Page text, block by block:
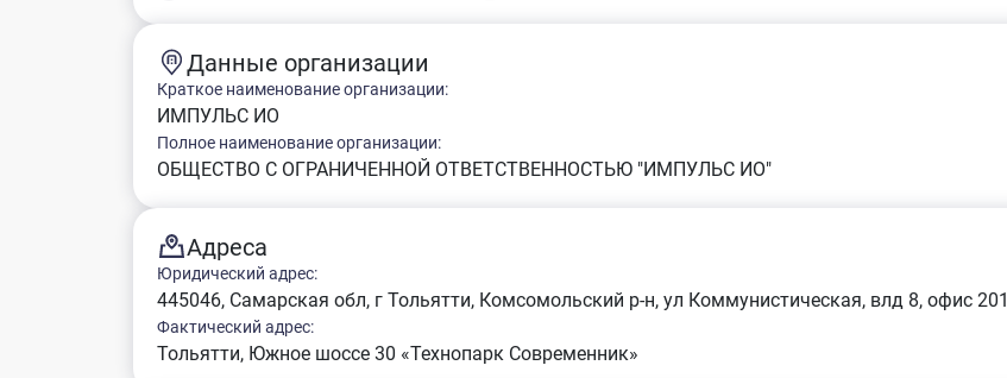
Данные организации
Краткое наименование организации:
ИМПУЛЬС ИО
Полное наименование организации:
ОБЩЕСТВО С ОГРАНИЧЕННОЙ ОТВЕТСТВЕННОСТЬЮ "ИМПУЛЬС ИО"
Адреса
Юридический адрес:
445046, Самарская обл, г Тольятти, Комсомольский р-н, ул Коммунистическая, влд 8, офис 201
Фактический адрес:
Тольятти, Южное шоссе 30 «Технопарк Современник»